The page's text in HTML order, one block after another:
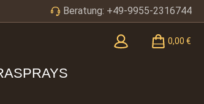
Beratung: +49-9955-2316744
0,00 €